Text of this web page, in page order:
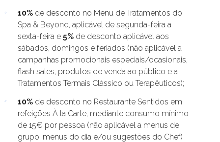
10% de desconto no Menu de Tratamentos do
Spa & Beyond, aplicável de segunda-feira a
sexta-feira e 5% de desconto aplicável aos
sábados, domingos e feriados (não aplicável a
campanhas promocionais especiais/ocasionais,
flash sales, produtos de venda ao público e a
Tratamentos Termais Clássico ou Terapêuticos);
10% de desconto no Restaurante Sentidos em
refeições À la Carte, mediante consumo mínimo
de 15€ por pessoa (não aplicável a menus de
grupo, menus do dia e/ou sugestões do Chef)